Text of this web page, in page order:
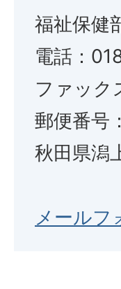
福祉保健
電話：
ファッ
郵便番号
秋田県潟
メールフ